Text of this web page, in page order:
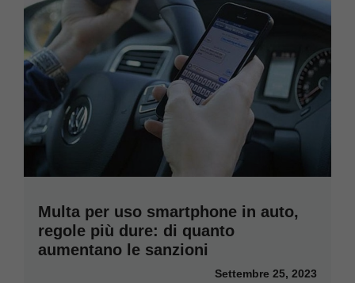
Multa per uso smartphone in auto,
regole più dure: di quanto
aumentano le sanzioni
Settembre 25, 2023